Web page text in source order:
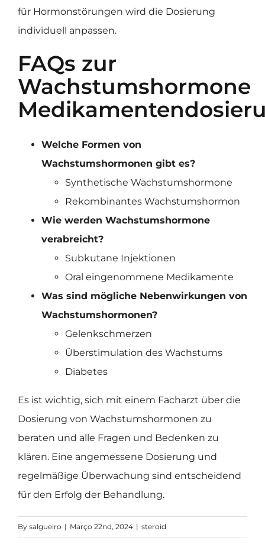
für Hormonstörungen wird die Dosierung
individuell anpassen.
FAQs zur
Wachstumshormone
Welche Formen von
Wachstumshormonen gibt es?
Synthetische Wachstumshormone
Rekombinantes Wachstumshormon
Wie werden Wachstumshormone
verabreicht?
Subkutane Injektionen
Oral eingenommene Medikamente
Was sind mögliche Nebenwirkungen von
Wachstumshormonen?
Gelenkschmerzen
Überstimulation des Wachstums
Diabetes
Es ist wichtig, sich mit einem Facharzt über die
Dosierung von Wachstumshormonen zu
beraten und alle Fragen und Bedenken zu
klären. Eine angemessene Dosierung und
regelmäßige Überwachung sind entscheidend
für den Erfolg der Behandlung.
By salgueiro | Março 22nd, 2024 | steroid